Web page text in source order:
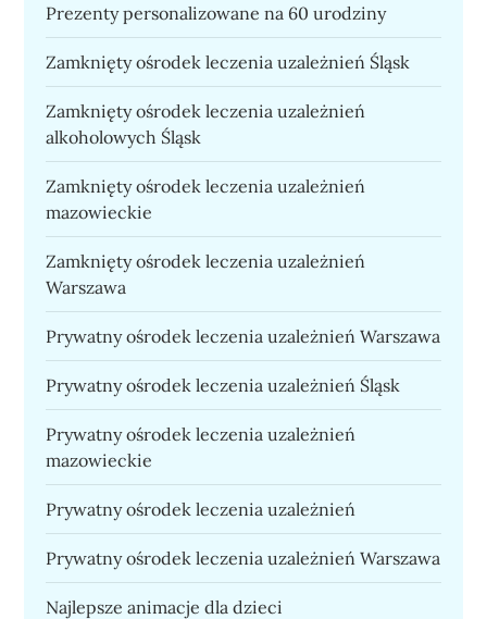
Prezenty personalizowane na 60 urodziny
Zamknięty ośrodek leczenia uzależnień Śląsk
Zamknięty ośrodek leczenia uzależnień
alkoholowych Śląsk
Zamknięty ośrodek leczenia uzależnień
mazowieckie
Zamknięty ośrodek leczenia uzależnień
Warszawa
Prywatny ośrodek leczenia uzależnień Warszawa
Prywatny ośrodek leczenia uzależnień Śląsk
Prywatny ośrodek leczenia uzależnień
mazowieckie
Prywatny ośrodek leczenia uzależnień
Prywatny ośrodek leczenia uzależnień Warszawa
Najlepsze animacje dla dzieci